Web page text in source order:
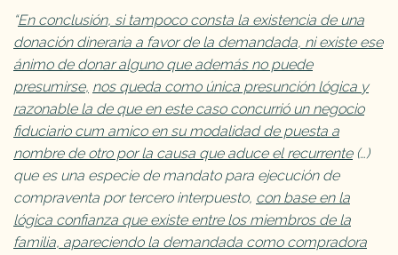
“En conclusión, si tampoco consta la existencia de una
donación dineraria a favor de la demandada, ni existe ese
ánimo de donar alguno que además no puede
presumirse, nos queda como única presunción lógica y
razonable la de que en este caso concurrió un negocio
fiduciario cum amico en su modalidad de puesta a
nombre de otro por la causa que aduce el recurrente(…)
que es una especie de mandato para ejecución de
compraventa por tercero interpuesto, con base en la
lógica confianza que existe entre los miembros de la
familia, apareciendo la demandada como compradora